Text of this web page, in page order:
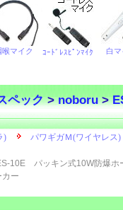
ペック>noboru>
10E パッキン式10W防爆ホ
カー